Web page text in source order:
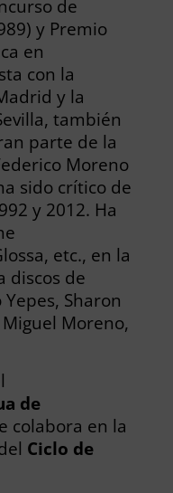
de
y Premio
en
con la
y la
también
parte de la
Moreno
sido crítico de
y 2012. Ha
etc., en la
discos de
Sharon
Moreno,
de
colabora en la
Ciclo de